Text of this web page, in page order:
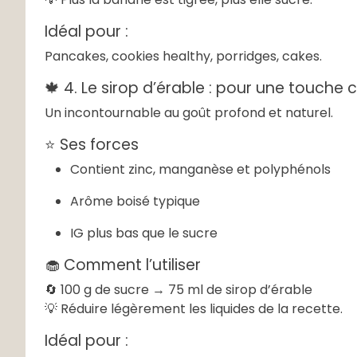
Idéal pour :
Pancakes, cookies healthy, porridges, cakes.
🍁 4. Le sirop d’érable : pour une touche
Un incontournable au goût profond et naturel.
⭐ Ses forces
Contient zinc, manganèse et polyphénols
Arôme boisé typique
IG plus bas que le sucre
🧁 Comment l’utiliser
🔄 100 g de sucre → 75 ml de sirop d’érable
💡 Réduire légèrement les liquides de la recette.
Idéal pour :